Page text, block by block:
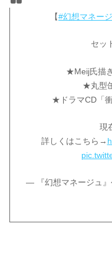
【#幻想マネー
セッ
★Meij氏描
★丸型
★ドラマCD「
現
詳しくはこちら→
— 『幻想マネージュ